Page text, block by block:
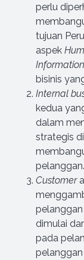
perlu
tujuan
aspek
bisinis
Internal
kedua
dalam
strategis
pelanggan.
Customer
dimulai
pada